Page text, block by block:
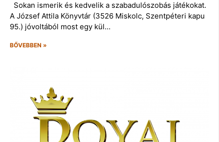
Sokan ismerik és kedvelik a szabadulószobás játékokat.
A József Attila Könyvtár (3526 Miskolc, Szentpéteri kapu
95.) jóvoltából most egy kül…
BŐVEBBEN »